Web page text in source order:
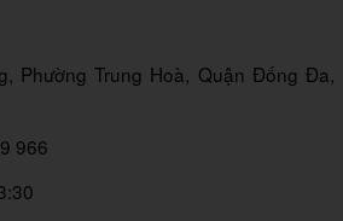
Phường Trung Hoà, Quận Đống Đa,
966